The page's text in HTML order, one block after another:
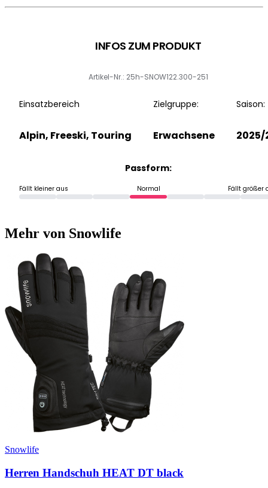
INFOS ZUM PRODUKT
Artikel-Nr.: 25h-SNOW122.300-251
Einsatzbereich
Alpin, Freeski, Touring
Zielgruppe:
Erwachsene
Saison:
2025/
Passform:
Fällt kleiner aus Normal Fällt größer
Mehr von Snowlife
Snowlife
Herren Handschuh HEAT DT black